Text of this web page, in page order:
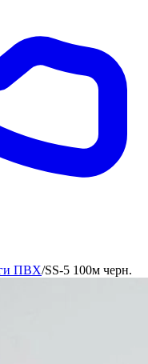
ПВХ/SS-5 100м черн.